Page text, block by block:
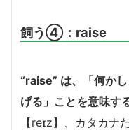
飼う④：raise
“raise” は、「何か
げる」ことを意味す
【reɪz】、カタカナ